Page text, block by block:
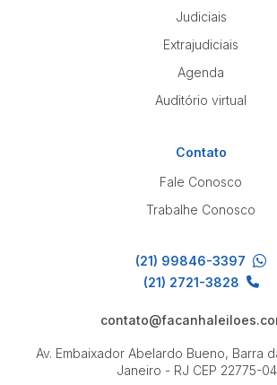
Judiciais
Extrajudiciais
Agenda
Auditório virtual
Contato
Fale Conosco
Trabalhe Conosco
(21) 99846-3397
(21) 2721-3828
Av. Embaixador Abelardo Bueno, Barra
Janeiro - RJ CEP 22775-